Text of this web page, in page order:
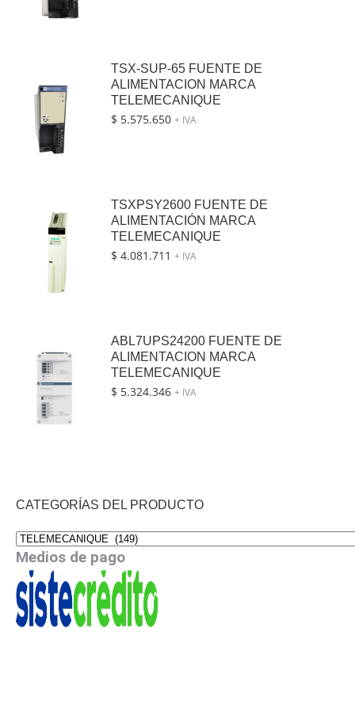
TSX-SUP-65 FUENTE DE
ALIMENTACION MARCA
TELEMECANIQUE
$ 5.575.650 + IVA
TSXPSY2600 FUENTE DE
ALIMENTACIÓN MARCA
TELEMECANIQUE
$ 4.081.711 + IVA
ABL7UPS24200 FUENTE DE
ALIMENTACION MARCA
TELEMECANIQUE
$ 5.324.346 + IVA
CATEGORÍAS DEL PRODUCTO
Medios de pago